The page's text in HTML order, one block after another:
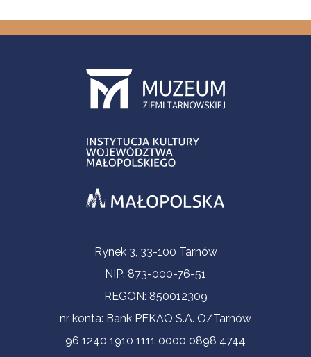
Informacje kontaktoweRynek 3, 33-100 Tarnów
NIP: 873-000-76-51
REGON: 850012309
nr konta: Bank PEKAO S.A. O/Tarnów
96 1240 1910 1111 0000 0898 4744